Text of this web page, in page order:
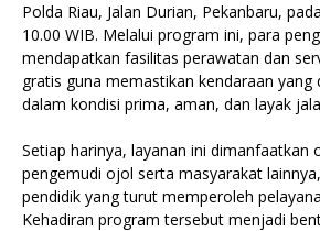
Polda Riau, Jalan Durian, Pekanbaru,
10.00 WIB. Melalui program ini, para
mendapatkan fasilitas perawatan dan
gratis guna memastikan kendaraan yang
dalam kondisi prima, aman, dan layak
Setiap harinya, layanan ini dimanfaatkan
pengemudi ojol serta masyarakat
pendidik yang turut memperoleh
Kehadiran program tersebut menjadi